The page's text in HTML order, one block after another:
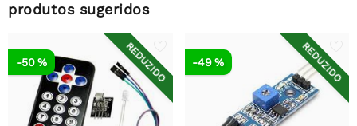
produtos sugeridos
REDUZIDO
-50 % REDUZIDO
-49 %